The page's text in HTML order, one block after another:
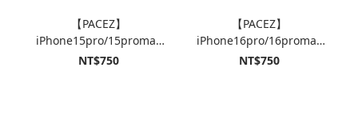
【PACEZ】
iPhone15pro/15promax
藍寶石鏡頭保護貼 三眼鏡
NT$750
【PACEZ】
iPhone16pro/16promax
藍寶石鏡頭保護貼 三眼鏡
NT$750